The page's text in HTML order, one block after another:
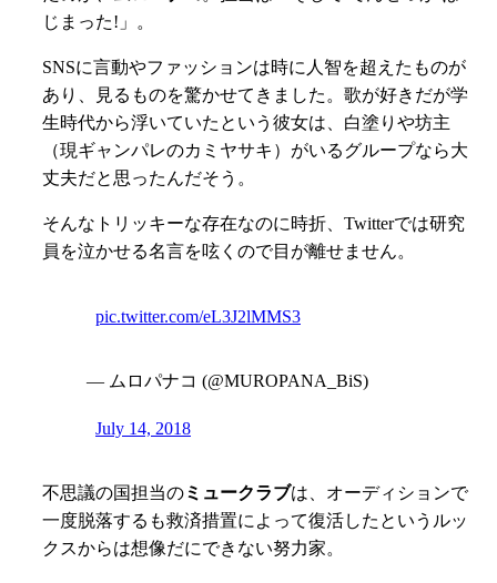
じまった!」。
SNSに言動やファッションは時に人智を超えたものが
あり、見るものを驚かせてきました。歌が好きだが学
生時代から浮いていたという彼女は、白塗りや坊主
（現ギャンパレのカミヤサキ）がいるグループなら大
丈夫だと思ったんだそう。
そんなトリッキーな存在なのに時折、Twitterでは研究
員を泣かせる名言を呟くので目が離せません。
pic.twitter.com/eL3J2lMMS3
— ムロパナコ (@MUROPANA_BiS)
July 14, 2018
不思議の国担当のミュークラブは、オーディションで
一度脱落するも救済措置によって復活したというルッ
クスからは想像だにできない努力家。